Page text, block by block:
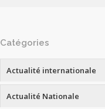
Catégories
Actualité internationale
Actualité Nationale